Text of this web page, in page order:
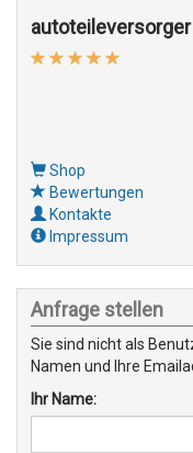
autoteileversorger
Shop
Bewertungen
Kontakte
Impressum
Anfrage stellen
Sie sind nicht als
Namen und Ihre
Ihr Name: